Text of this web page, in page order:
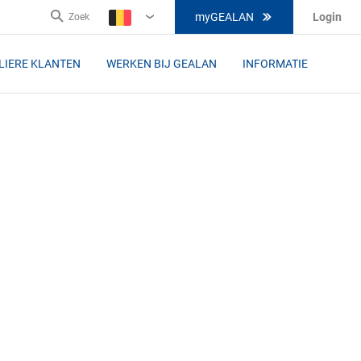
Zoek
BE-
myGEALAN Login
KLANTEN WERKEN BIJ GEALAN INFORMATIE